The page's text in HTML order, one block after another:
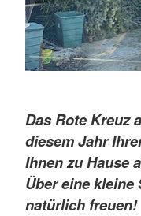
Das Rote Kreuz
diesem Jahr
Ihnen zu Hause
Über eine
natürlich freuen!